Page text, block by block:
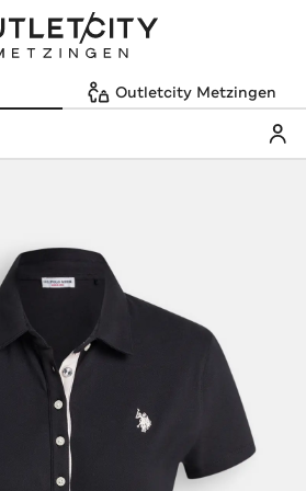
Outletcity Metzingen